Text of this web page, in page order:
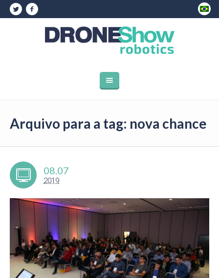
Arquivo para a tag: nova chance
08.07
2019